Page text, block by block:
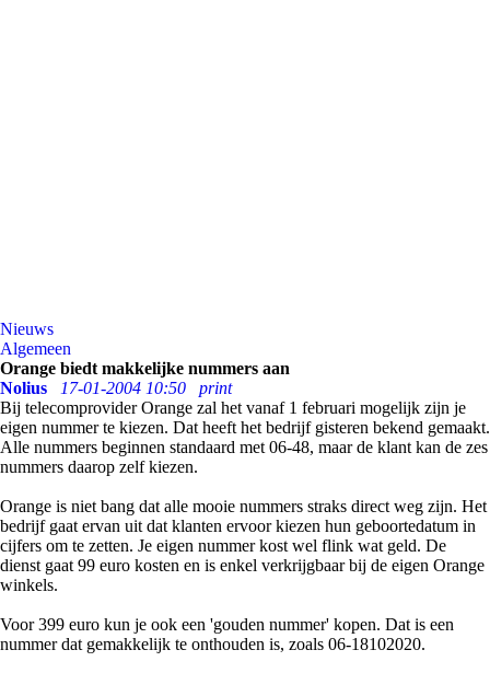
Nieuws
Algemeen
Orange biedt makkelijke nummers aan
Nolius
17-01-2004 10:50
print
Bij telecomprovider Orange zal het vanaf 1 februari mogelijk zijn je
eigen nummer te kiezen. Dat heeft het bedrijf gisteren bekend gemaakt.
Alle nummers beginnen standaard met 06-48, maar de klant kan de zes
nummers daarop zelf kiezen.
Orange is niet bang dat alle mooie nummers straks direct weg zijn. Het
bedrijf gaat ervan uit dat klanten ervoor kiezen hun geboortedatum in
cijfers om te zetten. Je eigen nummer kost wel flink wat geld. De
dienst gaat 99 euro kosten en is enkel verkrijgbaar bij de eigen Orange
winkels.
Voor 399 euro kun je ook een 'gouden nummer' kopen. Dat is een
nummer dat gemakkelijk te onthouden is, zoals 06-18102020.